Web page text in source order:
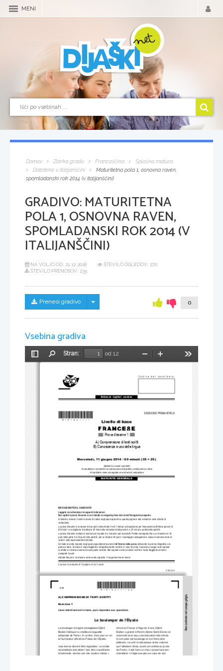
MENI
Domov Zbirka gradiv Francoščina
Splošna matura
Datoteke v italijanščini
Maturitetna pola 1, osnovna raven,
spomladanski rok 2014 (v italijanščini)
GRADIVO:MATURITETNA
POLA 1, OSNOVNA RAVEN,
SPOMLADANSKI ROK 2014 (V
ITALIJANŠČINI)
NA VOLJO OD: 21.12.2018
ŠTEVILO OGLEDOV: 270
ŠTEVILO PRENOSOV: 235
Prenesi gradivo Skrij/prikaži meni 0
Vsebina gradiva
Preklopi
Stran:
od 12
Pomanjšaj
La prova si compone di 12 pagine, di cui 3 vuote.
SESSIONE PRIMAVERILE
Mercoledì, 11 giugno 2014 / 60 minuti (35 + 25)
Državni  izpitni  center
MATURITÀ GENERALE
© RIC 2014
Codice del candidato:
Prova d'esame 1
A) Comprensione di testi scritti
B) Conoscenza e uso della lingua
Materiali e sussidi consentiti:
Al candidato è consentito l'uso della penna stilografica o della penna a sfera.
Al candidato viene consegnata una scheda di valutazione.
Livello di base
INDICAZIONI PER IL CANDIDATO
Leggete con attenzione le seguenti indicazioni.
Non aprite la prova d'esame e non iniziate a svolgerla prima del via dell'insegnante preposto.
Incollate o scrivete il vostro numero di codice negli spazi appositi su questa pagina in alto a destra e sulla scheda di
valutazione.
La prova d'esame si compone di due parti, denominate A e B. Il tempo a disposizione per l'esecuzione dell'intera prova è di
60 minuti: vi consigliamo di dedicare 35 minuti alla risoluzione della parte A, e 25 minuti a quella della parte B.
La prova d'esame contiene 2 esercizi per la parte A e 3 esercizi per la parte B. Potete conseguire fino a un massimo di 18
punti nella parte A e 26 punti nella parte B, per un totale di 44 punti. Il punteggio conseguibile in ciascun esercizio viene di
volta in volta espressamente indicato.
Scrivete le vostre risposte negli spazi appositamente previsti all'interno della prova utilizzando la penna stilografica o la
penna a sfera. Scrivete in modo leggibile e ortograficamente corretto: in caso di errore, tracciate un segno sulla risposta
scorretta e scrivete accanto ad essa quella corretta. Alle risposte e alle correzioni scritte in modo illeggibile verranno
assegnati 0 punti.
Abbiate fiducia in voi stessi e nelle vostre capacità. Vi auguriamo buon lavoro.
2/12
A) COMPRENSIONE DI TESTI SCRITTI
Exercice 1
Lisez attentivement le texte, puis répondez aux questions.
Le boulanger de l'Élysée
Le boulanger d’origine sénégalaise Djibril
Bodian fabrique la «meilleure baguette
artisanale de Paris». À ce titre, il est pour un an
le fournisseur officiel du Palais de l’Élysée.
«Les lames doivent être régulières. La croûte
caramélisée doit attirer l’œil, être croustillante
et odorante, cacher une mie couleur crème.»
Arrivé en France à l’âge de 6 ans, Djibril
Bodian a grandi à Pantin (Seine-Saint-Denis) et
reconnaît avoir reçu une éducation très stricte.
Si son père est boulanger et son frère aîné
pâtissier, ce sont la mécanique et les voitures
qui l’attiraient. Mais, avant son entrée au lycée
de Pantin, il doit faire un choix concernant son
orientation. Il règle ses pas sur ceux de son